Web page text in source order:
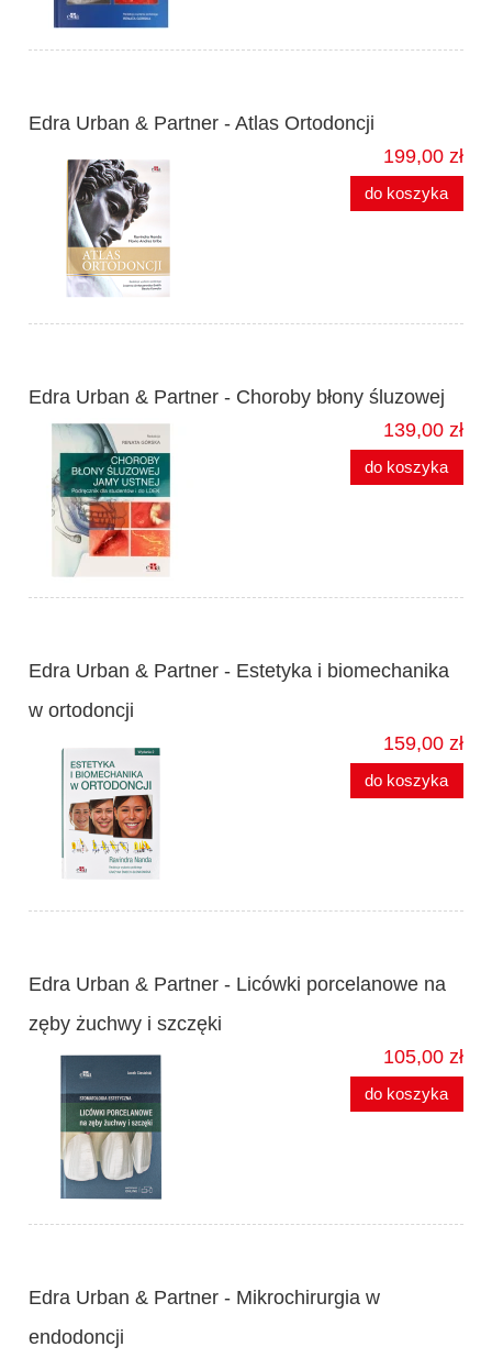
Edra Urban & Partner - Atlas Ortodoncji
199,00 zł
do koszyka
Edra Urban & Partner - Choroby błony śluzowej
139,00 zł
do koszyka
Edra Urban & Partner - Estetyka i biomechanika
w ortodoncji
159,00 zł
do koszyka
Edra Urban & Partner - Licówki porcelanowe na
zęby żuchwy i szczęki
105,00 zł
do koszyka
Edra Urban & Partner - Mikrochirurgia w
endodoncji